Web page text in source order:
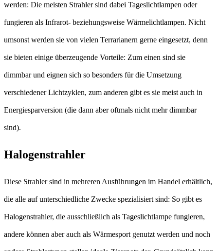
werden: Die meisten Strahler sind dabei Tageslichtlampen oder
fungieren als Infrarot- beziehungsweise Wärmelichtlampen. Nicht
umsonst werden sie von vielen Terrarianern gerne eingesetzt, denn
sie bieten einige überzeugende Vorteile: Zum einen sind sie
dimmbar und eignen sich so besonders für die Umsetzung
verschiedener Lichtzyklen, zum anderen gibt es sie meist auch in
Energiesparversion (die dann aber oftmals nicht mehr dimmbar
sind).
Halogenstrahler
Diese Strahler sind in mehreren Ausführungen im Handel erhältlich,
die alle auf unterschiedliche Zwecke spezialisiert sind: So gibt es
Halogenstrahler, die ausschließlich als Tageslichtlampe fungieren,
andere können aber auch als Wärmesport genutzt werden und noch